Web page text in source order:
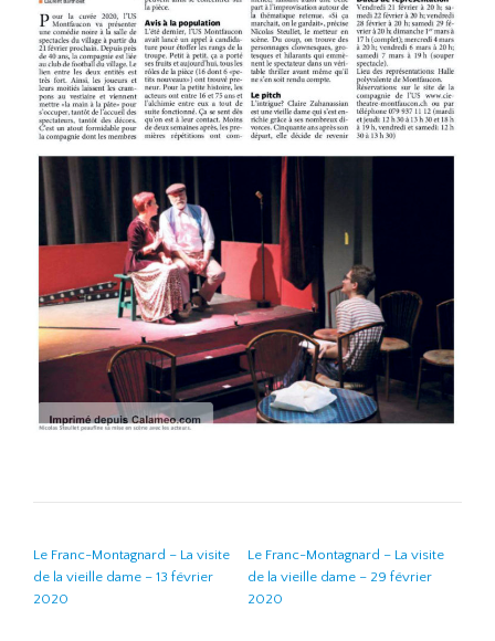
Le Franc-Montagnard – La visite
de la vieille dame – 13 février
2020
Le Franc-Montagnard – La visite
de la vieille dame – 29 février
2020